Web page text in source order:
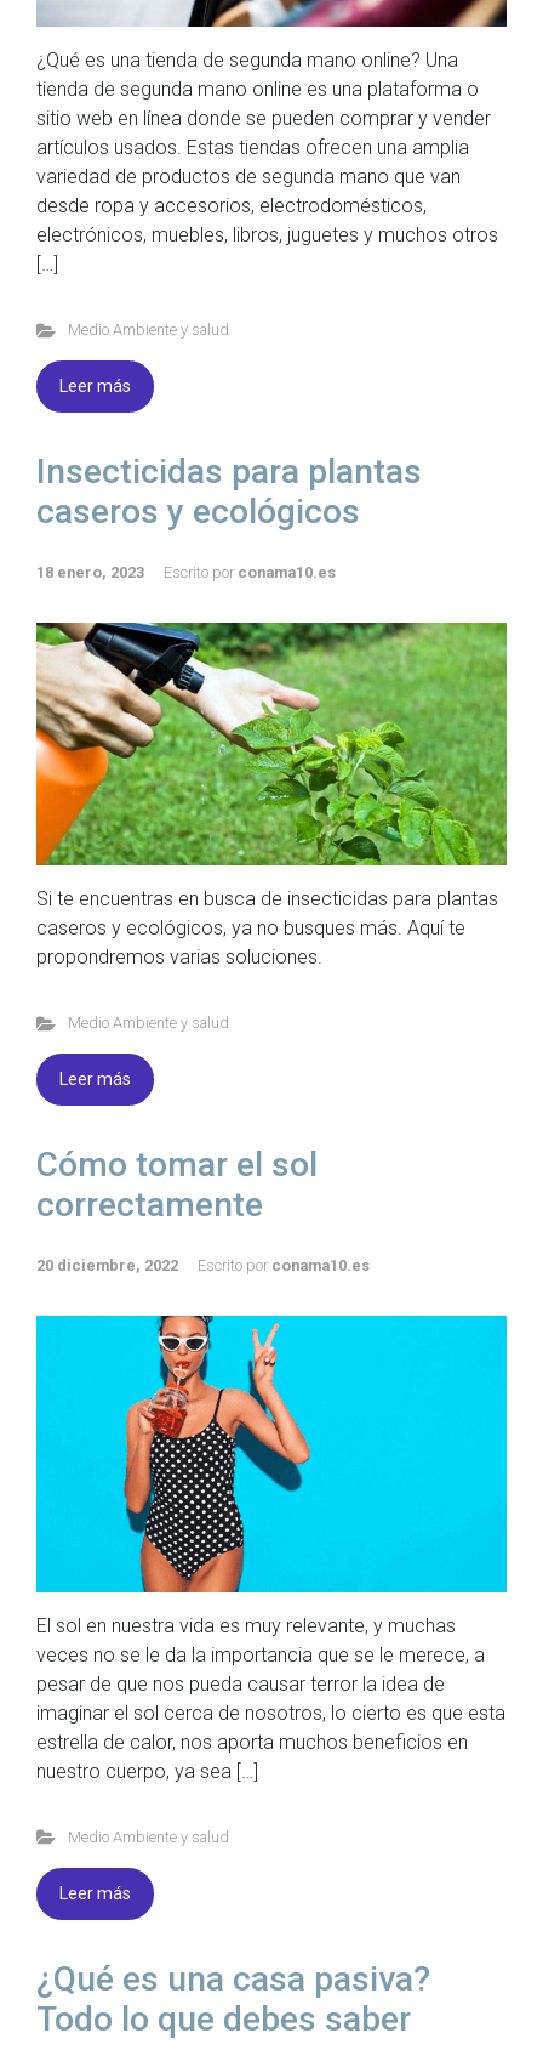
¿Qué es una tienda de segunda mano online? Una
tienda de segunda mano online es una plataforma o
sitio web en línea donde se pueden comprar y vender
artículos usados. Estas tiendas ofrecen una amplia
variedad de productos de segunda mano que van
desde ropa y accesorios, electrodomésticos,
electrónicos, muebles, libros, juguetes y muchos otros
[…]
Medio Ambiente y salud
Leer más
Insecticidas para plantas
caseros y ecológicos
18 enero, 2023 Escrito por conama10.es
Si te encuentras en busca de insecticidas para plantas
caseros y ecológicos, ya no busques más. Aquí te
propondremos varias soluciones.
Medio Ambiente y salud
Leer más
Cómo tomar el sol
correctamente
20 diciembre, 2022 Escrito por conama10.es
El sol en nuestra vida es muy relevante, y muchas
veces no se le da la importancia que se le merece, a
pesar de que nos pueda causar terror la idea de
imaginar el sol cerca de nosotros, lo cierto es que esta
estrella de calor, nos aporta muchos beneficios en
nuestro cuerpo, ya sea […]
Medio Ambiente y salud
Leer más
¿Qué es una casa pasiva?
Todo lo que debes saber